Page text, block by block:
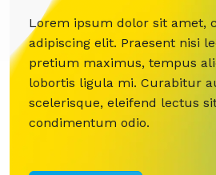
Lorem ipsum dolor sit amet,
adipiscing elit. Praesent nisi
pretium maximus, tempus
lobortis ligula mi. Curabitur
scelerisque, eleifend lectus
condimentum odio.